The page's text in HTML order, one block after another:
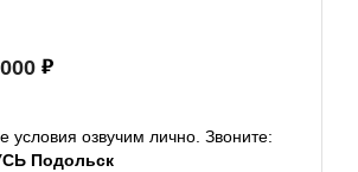
условия озвучим лично. Звоните:
Подольск